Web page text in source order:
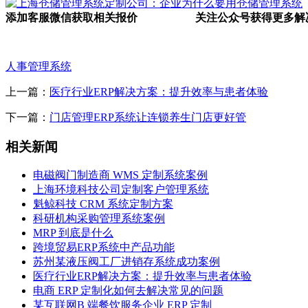
添加客服微信获取相关报价 关注公众号获得更多解
人事管理系统
上一篇： 医疗行业ERP解决方案：提升效率与患者体验
下一篇： 门店管理ERP系统让连锁养生门店更好管
相关新闻
电磁阀门制造商 WMS 定制系统案例
上海环境科技公司定制客户管理系统
魁鲸科技 CRM 系统定制方案
科研机构采购管理系统案例
MRP 到底是什么
跨境贸易ERP系统中产品功能
苏州某液压阀工厂进销存系统成功案例
医疗行业ERP解决方案：提升效率与患者体验
电商 ERP 定制化如何去解决常见的问题
某互联网B 端餐饮服务企业 ERP 定制